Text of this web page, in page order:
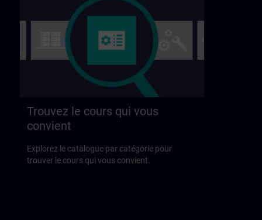
Trouvez le cours qui vous
convient
Explorez le catalogue par catégorie pour
trouver le cours qui vous convient.